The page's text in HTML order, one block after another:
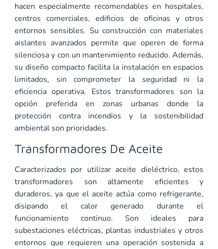
hacen especialmente recomendables en hospitales,
centros comerciales, edificios de oficinas y otros
entornos sensibles. Su construcción con materiales
aislantes avanzados permite que operen de forma
silenciosa y con un mantenimiento reducido. Además,
su diseño compacto facilita la instalación en espacios
limitados, sin comprometer la seguridad ni la
eficiencia operativa. Estos transformadores son la
opción preferida en zonas urbanas donde la
protección contra incendios y la sostenibilidad
ambiental son prioridades.
Transformadores De Aceite
Caracterizados por utilizar aceite dieléctrico, estos
transformadores son altamente eficientes y
duraderos, ya que el aceite actúa como refrigerante,
disipando el calor generado durante el
funcionamiento continuo. Son ideales para
subestaciones eléctricas, plantas industriales y otros
entornos que requieren una operación sostenida a